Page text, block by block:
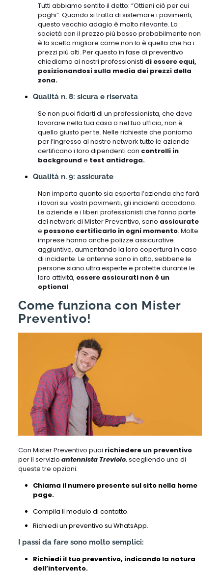
Tutti abbiamo sentito il detto: “Ottieni ciò per cui
paghi”. Quando si tratta di sistemare i pavimenti,
questo vecchio adagio è molto rilevante. La
società con il prezzo più basso probabilmente non
è la scelta migliore come non lo è quella che ha i
prezzi più alti. Per questo in fase di preventivo
chiediamo ai nostri professionisti di essere equi,
posizionandosi sulla media dei prezzi della
zona.
Qualità n. 8: sicura e riservata
Se non puoi fidarti di un professionista, che deve
lavorare nella tua casa o nel tuo ufficio, non è
quello giusto per te. Nelle richieste che poniamo
per l’ingresso al nostro network tutte le aziende
certificano i loro dipendenti con controlli in
background e test antidroga.
Qualità n. 9: assicurate
Non importa quanto sia esperta l’azienda che farà
i lavori sui vostri pavimenti, gli incidenti accadono.
Le aziende e i liberi professionisti che fanno parte
del network di Mister Preventivo, sono assicurate
e possono certificarlo in ogni momento. Molte
imprese hanno anche polizze assicurative
aggiuntive, aumentando la loro copertura in caso
di incidente. Le antenne sono in alto, sebbene le
persone siano ultra esperte e protette durante le
loro attività, essere assicurati non è un
optional.
Come funziona con Mister
Preventivo!
Con Mister Preventivo puoi richiedere un preventivo
per il servizio antennista Treviolo, scegliendo una di
queste tre opzioni:
Chiama il numero presente sul sito nella home
page.
Compila il modulo di contatto.
Richiedi un preventivo su WhatsApp.
I passi da fare sono molto semplici:
Richiedi il tuo preventivo, indicando la natura
dell’intervento.